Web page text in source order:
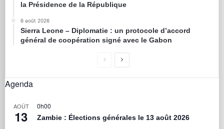
la Présidence de la République
6 août 2026
Sierra Leone – Diplomatie : un protocole d’accord
général de coopération signé avec le Gabon
Agenda
AOÛT
13
0h00
Zambie : Élections générales le 13 août 2026